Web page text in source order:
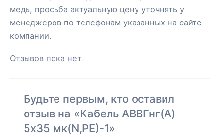
медь, просьба актуальную цену уточнять у
менеджеров по телефонам указанных на сайте
компании.
Отзывов пока нет.
Будьте первым, кто оставил
отзыв на «Кабель АВВГнг(А)
5х35 мк(N,РЕ)-1»